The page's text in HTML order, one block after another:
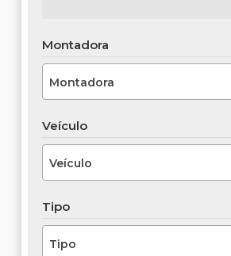
Montadora
Montadora
Veículo
Veículo
Tipo
Tipo